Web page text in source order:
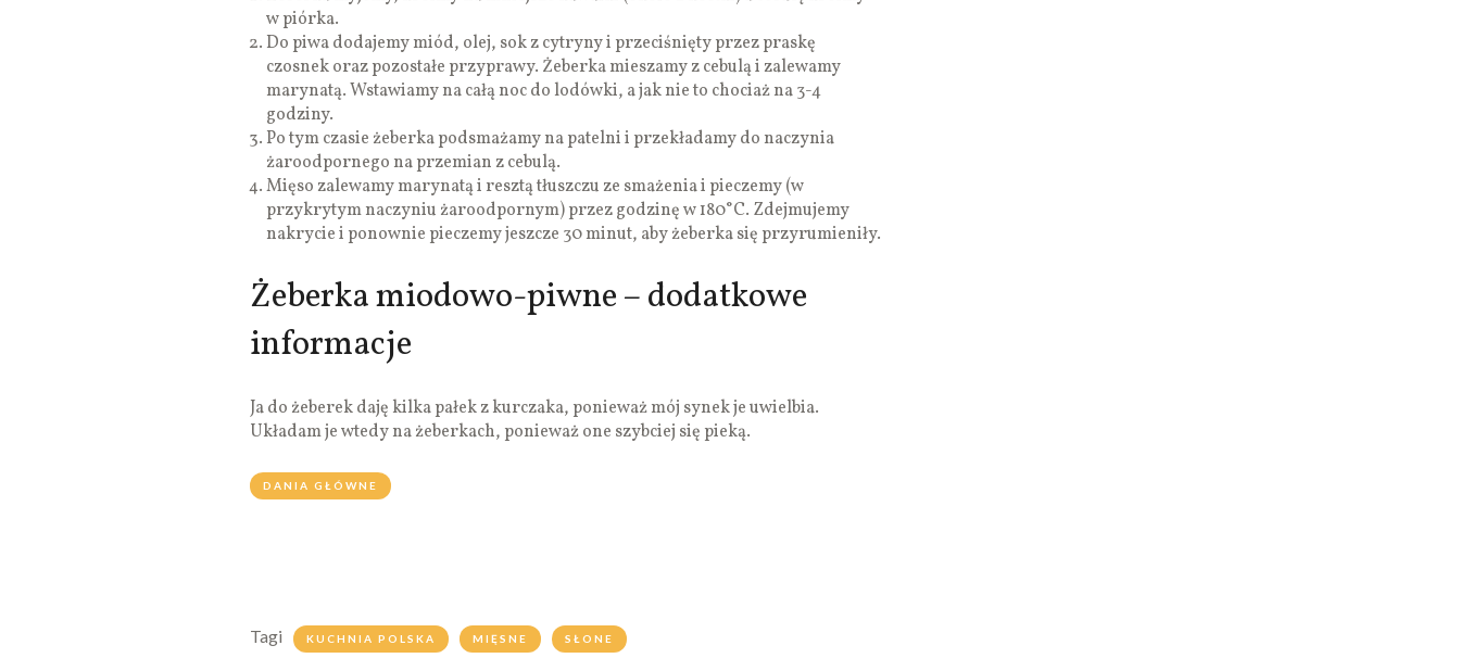
w piórka.
Do piwa dodajemy miód, olej, sok z cytryny i przeciśnięty przez praskę
czosnek oraz pozostałe przyprawy. Żeberka mieszamy z cebulą i zalewamy
marynatą. Wstawiamy na całą noc do lodówki, a jak nie to chociaż na 3-4
godziny.
Po tym czasie żeberka podsmażamy na patelni i przekładamy do naczynia
żaroodpornego na przemian z cebulą.
Mięso zalewamy marynatą i resztą tłuszczu ze smażenia i pieczemy (w
przykrytym naczyniu żaroodpornym) przez godzinę w 180°C. Zdejmujemy
nakrycie i ponownie pieczemy jeszcze 30 minut, aby żeberka się przyrumieniły.
Żeberka miodowo-piwne – dodatkowe
informacje
Ja do żeberek daję kilka pałek z kurczaka, ponieważ mój synek je uwielbia.
Układam je wtedy na żeberkach, ponieważ one szybciej się pieką.
DANIA GŁÓWNE
Tagi KUCHNIA POLSKA MIĘSNE SŁONE